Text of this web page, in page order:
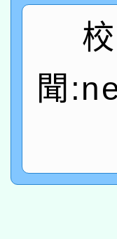
一案
答一
有關
人
心」
本
招甄
適應
本
暨
科
礎課
A3數
本
聞